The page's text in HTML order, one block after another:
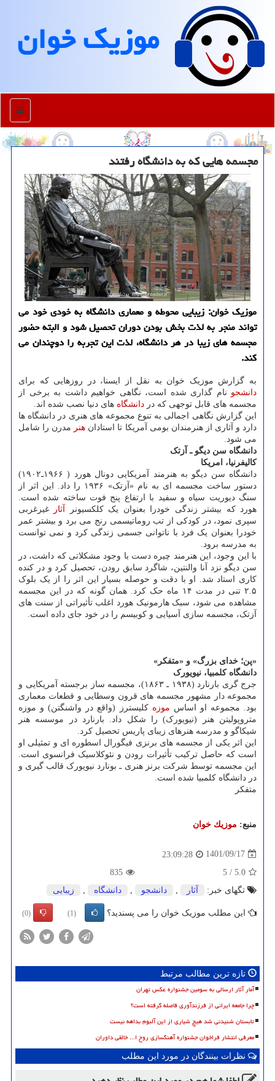
موزیك خوان
منو
مجسمه هایی که به دانشگاه رفتند
موزیک خوان: زیبایی محوطه و معماری دانشگاه به خودی خود می
تواند منجر به لذت بخش بودن دوران تحصیل شود و البته حضور
مجسمه های زیبا در هر دانشگاه، لذت این تجربه را دوچندان می
کند.
به گزارش موزیک خوان به نقل از ایسنا، در روزهایی که برای
دانشجو نام گذاری شده است، نگاهی خواهیم داشت به برخی از
مجسمه های قابل توجهی که در دانشگاه های دنیا نصب شده اند.
این گزارش نگاهی اجمالی به تنوع مجموعه های هنری در دانشگاه ها
دارد و آثاری از هنرمندان بومی آمریکا تا استادان هنر مدرن را شامل
می شود.
دانشگاه سن دیگو ـ آزتک
کالیفرنیا، امریکا
دانشگاه سن دیگو به هنرمند آمریکایی دونال هورد ( ۱۹۶۶ـ۱۹۰۲)
دستور ساخت مجسمه ای به نام «آزتک» ۱۹۳۶ را داد. این اثر از
سنگ دیوریت سیاه و سفید با ارتفاع پنج فوت ساخته شده است.
هورد که بیشتر زندگی خودرا بعنوان یک کلکسیونر
آثار
غیرغربی
سپری نمود، در کودکی از تب روماتیسمی رنج می برد و بیشتر عمر
خودرا بعنوان یک فرد با ناتوانی جسمی زندگی کرد و نمی توانست
به مدرسه برود.
با این وجود، این هنرمند چیره دست با وجود مشکلاتی که داشت، در
سن دیگو نزد آنا والنتین، شاگرد سابق رودن، تحصیل کرد و در کنده
کاری استاد شد. او با دقت و حوصله بسیار این اثر را از یک بلوک
۲.۵ تنی در مدت ۱۴ ماه حک کرد. همان گونه که در این مجسمه
مشاهده می شود، سبک هارمونیک هورد اغلب تأثیراتی از سنت های
آزتک، مجسمه سازی آسیایی و کوبیسم را در خود جای داده است.
«پن؛ خدای بزرگ» و «متفکر»
دانشگاه کلمبیا، نیویورک
جرج گری بارنارد (۱۹۳۸ ـ ۱۸۶۳)، مجسمه ساز برجسته آمریکایی و
مجموعه دار مشهور مجسمه های قرون وسطایی و قطعات معماری
بود. مجموعه او اساس موزه کلیسترز (واقع در واشنگتن) و موزه
متروپولیتن هنر (نیویورک) را شکل داد. بارنارد در موسسه هنر
شیکاگو و مدرسه هنرهای زیبای پاریس تحصیل کرد.
این اثر یکی از مجسمه های برنزی فیگورال اسطوره ای و تمثیلی او
است که حاصل ترکیب تأثیرات رودن و نئوکلاسیک فرانسوی است.
این مجسمه توسط شرکت برنز هنری ـ بونارد نیویورک قالب گیری و
در دانشگاه کلمبیا شده است.
متفکر
منبع: موزیك خوان
1401/09/17
23:09:28
5.0
/
5
835
تگهای خبر:
آثار , دانشجو , دانشگاه , زیبایی
این مطلب موزیک خوان را می پسندید؟ (1)
(0)
تازه ترین مطالب مرتبط
آمار آثار ارسالی به سومین جشنواره عکس تهران
چرا جامعه ایرانی از فرزندآوری فاصله گرفته است؟
تابستان شنیدنی شد هیچ شیاری از این آلبوم بداهه نیست
معرفی انتشار فراخوان جشنواره آهنگسازی روح ا... خالقی داوران
نظرات بینندگان در مورد این مطلب